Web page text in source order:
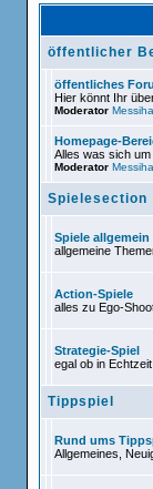
öffentlicher
Hier
Alles
Spielesection
alles
egal
Tippspiel
Rund